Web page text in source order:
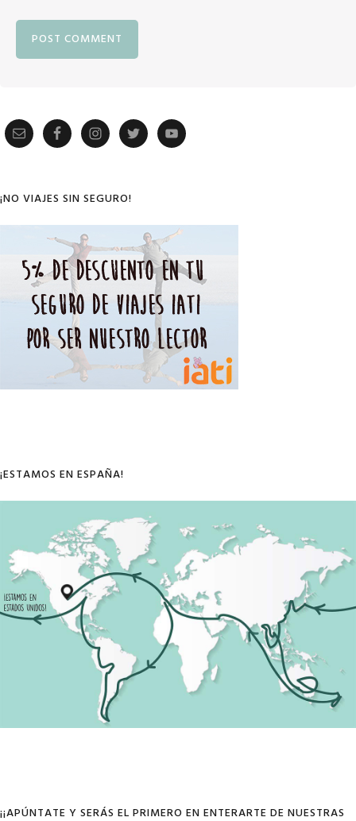
Primary
¡NO VIAJES SIN SEGURO!
¡ESTAMOS EN ESPAÑA!
¡¡APÚNTATE Y SERÁS EL PRIMERO EN ENTERARTE DE NUESTRAS